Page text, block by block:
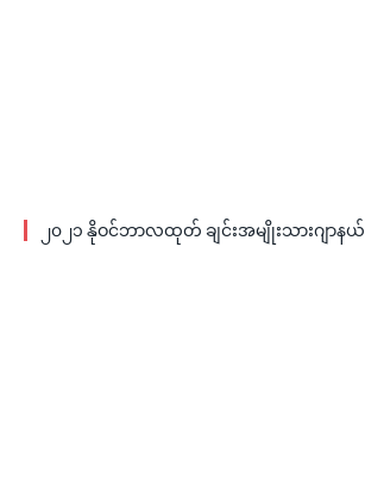
၂၀၂၁ နိုဝင်ဘာလထုတ် ချင်းအမျိုးသားဂျာနယ်